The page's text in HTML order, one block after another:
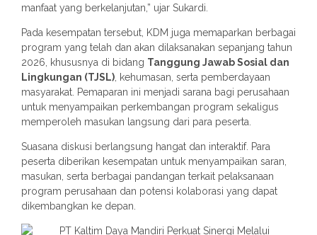
manfaat yang berkelanjutan,” ujar Sukardi.
Pada kesempatan tersebut, KDM juga memaparkan berbagai
program yang telah dan akan dilaksanakan sepanjang tahun
2026, khususnya di bidang Tanggung Jawab Sosial dan
Lingkungan (TJSL), kehumasan, serta pemberdayaan
masyarakat. Pemaparan ini menjadi sarana bagi perusahaan
untuk menyampaikan perkembangan program sekaligus
memperoleh masukan langsung dari para peserta.
Suasana diskusi berlangsung hangat dan interaktif. Para
peserta diberikan kesempatan untuk menyampaikan saran,
masukan, serta berbagai pandangan terkait pelaksanaan
program perusahaan dan potensi kolaborasi yang dapat
dikembangkan ke depan.